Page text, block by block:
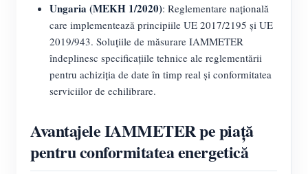
Ungaria (MEKH 1/2020): Reglementare națională
care implementează principiile UE 2017/2195 și UE
2019/943. Soluțiile de măsurare IAMMETER
îndeplinesc specificațiile tehnice ale reglementării
pentru achiziția de date în timp real și conformitatea
serviciilor de echilibrare.
Avantajele IAMMETER pe piață
pentru conformitatea energetică